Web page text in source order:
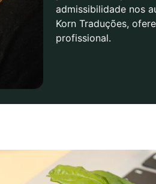
admissibilidade nos
Korn Traduções,
profissional.